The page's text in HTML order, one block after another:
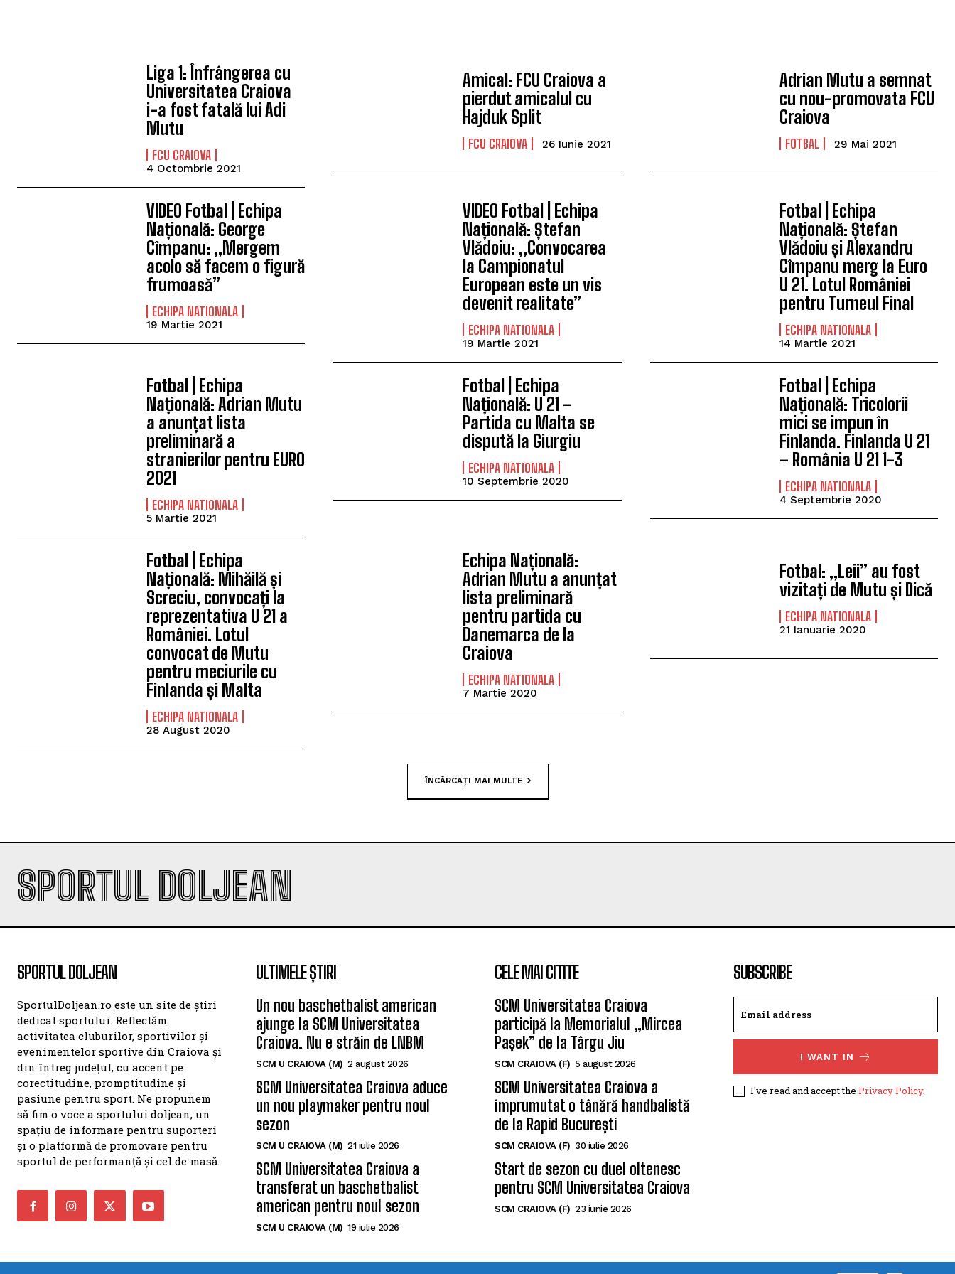
Liga 1: Înfrângerea cu
Universitatea Craiova
i-a fost fatală lui Adi
Mutu
FCU CRAIOVA
4 Octombrie 2021
Amical: FCU Craiova a
pierdut amicalul cu
Hajduk Split
FCU CRAIOVA 26 Iunie 2021
Adrian Mutu a semnat
cu nou-promovata FCU
Craiova
FOTBAL 29 Mai 2021
VIDEO Fotbal | Echipa
Națională: George
Cîmpanu: „Mergem
acolo să facem o figură
frumoasă”
ECHIPA NATIONALA
19 Martie 2021
VIDEO Fotbal | Echipa
Națională: Ștefan
Vlădoiu: „Convocarea
la Campionatul
European este un vis
devenit realitate”
ECHIPA NATIONALA
19 Martie 2021
Fotbal | Echipa
Națională: Ștefan
Vlădoiu și Alexandru
Cîmpanu merg la Euro
U 21. Lotul României
pentru Turneul Final
ECHIPA NATIONALA
14 Martie 2021
Fotbal | Echipa
Națională: Adrian Mutu
a anunțat lista
preliminară a
stranierilor pentru EURO
2021
ECHIPA NATIONALA
5 Martie 2021
Fotbal | Echipa
Națională: U 21 –
Partida cu Malta se
dispută la Giurgiu
ECHIPA NATIONALA
10 Septembrie 2020
Fotbal | Echipa
Națională: Tricolorii
mici se impun în
Finlanda. Finlanda U 21
– România U 21 1-3
ECHIPA NATIONALA
4 Septembrie 2020
Fotbal | Echipa
Națională: Mihăilă și
Screciu, convocați la
reprezentativa U 21 a
României. Lotul
convocat de Mutu
pentru meciurile cu
Finlanda și Malta
ECHIPA NATIONALA
28 August 2020
Echipa Națională:
Adrian Mutu a anunțat
lista preliminară
pentru partida cu
Danemarca de la
Craiova
ECHIPA NATIONALA
7 Martie 2020
Fotbal: „Leii” au fost
vizitați de Mutu și Dică
ECHIPA NATIONALA
21 Ianuarie 2020
ÎNCĂRCAȚI MAI MULTE
SPORTUL DOLJEAN
SPORTUL DOLJEAN
SportulDoljean.ro este un site de știri
dedicat sportului. Reflectăm
activitatea cluburilor, sportivilor și
evenimentelor sportive din Craiova și
din întreg județul, cu accent pe
corectitudine, promptitudine și
pasiune pentru sport. Ne propunem
să fim o voce a sportului doljean, un
spațiu de informare pentru suporteri
și o platformă de promovare pentru
sportul de performanță și cel de masă.
ULTIMELE ȘTIRI
Un nou baschetbalist american
ajunge la SCM Universitatea
Craiova. Nu e străin de LNBM
SCM U CRAIOVA (M) 2 august 2026
SCM Universitatea Craiova aduce
un nou playmaker pentru noul
sezon
SCM U CRAIOVA (M) 21 iulie 2026
SCM Universitatea Craiova a
transferat un baschetbalist
american pentru noul sezon
SCM U CRAIOVA (M) 19 iulie 2026
CELE MAI CITITE
SCM Universitatea Craiova
participă la Memorialul „Mircea
Pașek” de la Târgu Jiu
SCM CRAIOVA (F) 5 august 2026
SCM Universitatea Craiova a
împrumutat o tânără handbalistă
de la Rapid București
SCM CRAIOVA (F) 30 iulie 2026
Start de sezon cu duel oltenesc
pentru SCM Universitatea Craiova
SCM CRAIOVA (F) 23 iunie 2026
SUBSCRIBE
I WANT IN
I've read and accept the Privacy Policy.